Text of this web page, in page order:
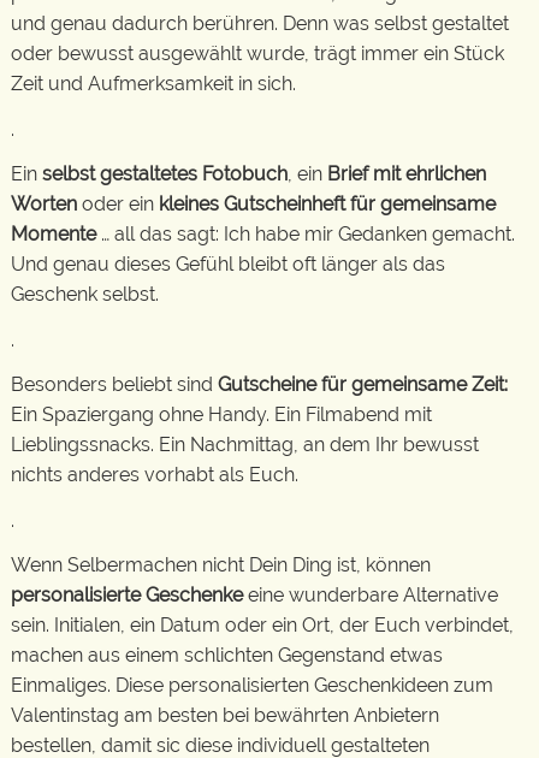
und genau dadurch berühren. Denn was selbst gestaltet
oder bewusst ausgewählt wurde, trägt immer ein Stück
Zeit und Aufmerksamkeit in sich.
.
Ein selbst gestaltetes Fotobuch, ein Brief mit ehrlichen
Worten oder ein kleines Gutscheinheft für gemeinsame
Momente… all das sagt: Ich habe mir Gedanken gemacht.
Und genau dieses Gefühl bleibt oft länger als das
Geschenk selbst.
.
Besonders beliebt sind Gutscheine für gemeinsame Zeit:
Ein Spaziergang ohne Handy. Ein Filmabend mit
Lieblingssnacks. Ein Nachmittag, an dem Ihr bewusst
nichts anderes vorhabt als Euch.
.
Wenn Selbermachen nicht Dein Ding ist, können
personalisierte Geschenkeeine wunderbare Alternative
sein. Initialen, ein Datum oder ein Ort, der Euch verbindet,
machen aus einem schlichten Gegenstand etwas
Einmaliges. Diese personalisierten Geschenkideen zum
Valentinstag am besten bei bewährten Anbietern
bestellen, damit sic diese individuell gestalteten